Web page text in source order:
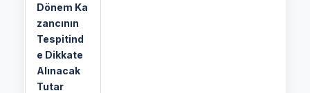
Dönem Ka
zancının
Tespitind
e Dikkate
Alınacak
Tutar